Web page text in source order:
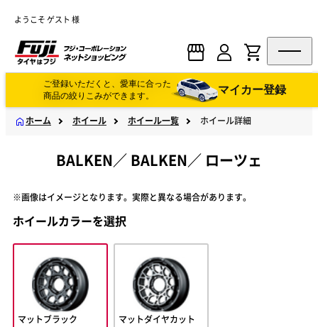
ようこそ ゲスト 様
ご登録いただくと、愛車に合った
商品の絞りこみができます。
マイカー登録
ホーム ホイール ホイール一覧 ホイール詳細
BALKEN／ BALKEN／ ローツェ
※画像はイメージとなります。実際と異なる場合があります。
ホイールカラーを選択
マットブラック マットダイヤカット